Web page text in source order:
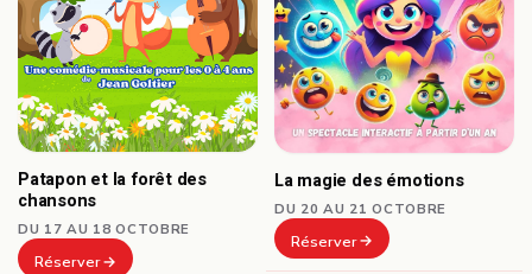
Patapon et la forêt des
chansons
DU 17 AU 18 OCTOBRE
Réserver
La magie des émotions
DU 20 AU 21 OCTOBRE
Réserver